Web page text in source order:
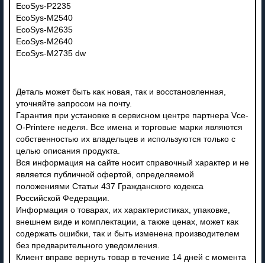
EcoSys-P2235
EcoSys-M2540
EcoSys-M2635
EcoSys-M2640
EcoSys-M2735 dw
Деталь может быть как новая, так и восстановленная,
уточняйте запросом на почту.
Гарантия при установке в сервисном центре партнера Vce-
O-Printere неделя. Все имена и торговые марки являются
собственностью их владельцев и используются только с
целью описания продукта.
Вся информация на сайте носит справочный характер и не
является публичной офертой, определяемой
положениями Статьи 437 Гражданского кодекса
Российской Федерации.
Информация о товарах, их характеристиках, упаковке,
внешнем виде и комплектации, а также ценах, может как
содержать ошибки, так и быть изменена производителем
без предварительного уведомления.
Клиент вправе вернуть товар в течение 14 дней с момента